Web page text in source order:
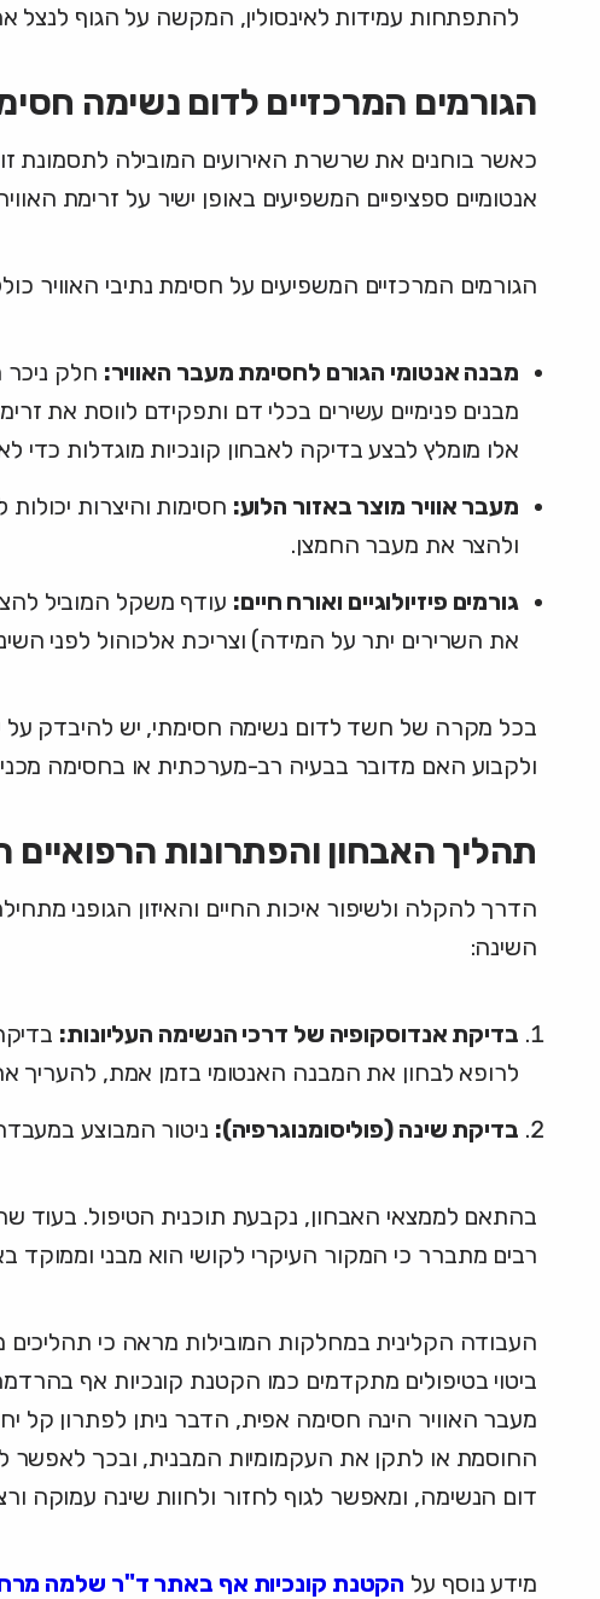
להתפתחות עמידות לאינסולין, המקשה על הגוף לנצל
הגורמים המרכזיים לדום נשימה
כאשר בוחנים את שרשרת האירועים המובילה לתסמונת זו,
אנטומיים ספציפיים המשפיעים באופן ישיר על זרימת
הגורמים המרכזיים המשפיעים על חסימת נתיבי האוויר
מבנה אנטומי הגורם לחסימת מעבר האוויר: חלק ניכר
מבנים פנימיים עשירים בכלי דם ותפקידם לווסת את
אלו מומלץ לבצע בדיקה לאבחון קונכיות מוגדלות
מעבר אוויר מוצר באזור הלוע: חסימות והיצרות
ולהצר את מעבר החמצן.
גורמים פיזיולוגיים ואורח חיים: עודף משקל המוביל
את השרירים יתר על המידה) וצריכת אלכוהול לפני
בכל מקרה של חשד לדום נשימה חסימתי, יש להיבדק על
ולקבוע האם מדובר בבעיה רב-מערכתית או בחסימה
תהליך האבחון והפתרונות הרפואיים
הדרך להקלה ולשיפור איכות החיים והאיזון הגופני
השינה:
בדיקת אנדוסקופיה של דרכי הנשימה העליונות:
לרופא לבחון את המבנה האנטומי בזמן אמת, להעריך
בדיקת שינה (פוליסומנוגרפיה): ניטור המבוצע
רבים מתברר כי המקור העיקרי לקושי הוא מבני וממוקד
העבודה הקלינית במחלקות המובילות מראה כי תהליכים
ביטוי בטיפולים מתקדמים כמו הקטנת קונכיות אף
מעבר האוויר הינה חסימה אפית, הדבר ניתן לפתרון קל
החוסמת או לתקן את העקמומיות המבנית, ובכך לאפשר
דום הנשימה, ומאפשר לגוף לחזור ולחוות שינה עמוקה
מידע נוסף על הקטנת קונכיות אף באתר ד"ר שלמה